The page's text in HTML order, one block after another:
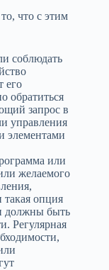
что с этим
соблюдать
его
обратиться
запрос в
управления
элементами
или
желаемого
опция
должны быть
Регулярная